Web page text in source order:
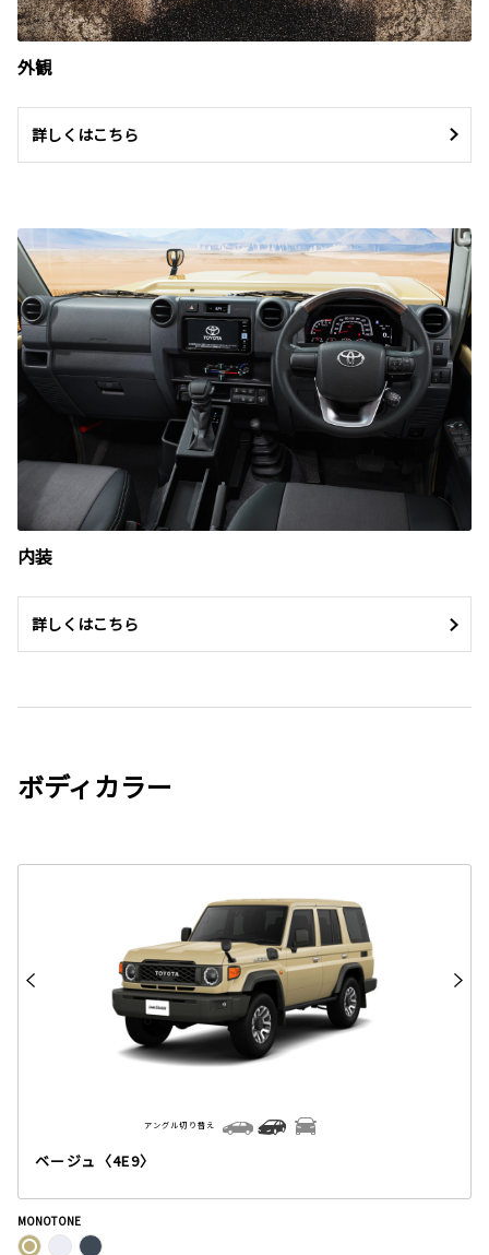
外観
詳しくはこちら
内装
詳しくはこちら
ボディカラー
ベージュ〈4E9〉
アングル切り替え
MONOTONE